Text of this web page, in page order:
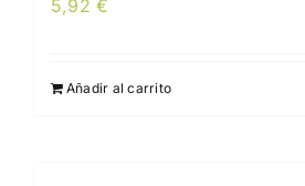
5,92€
Añadir al carrito